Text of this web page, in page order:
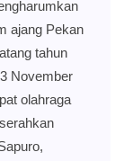
ajang Pekan
tahun
November
olahraga